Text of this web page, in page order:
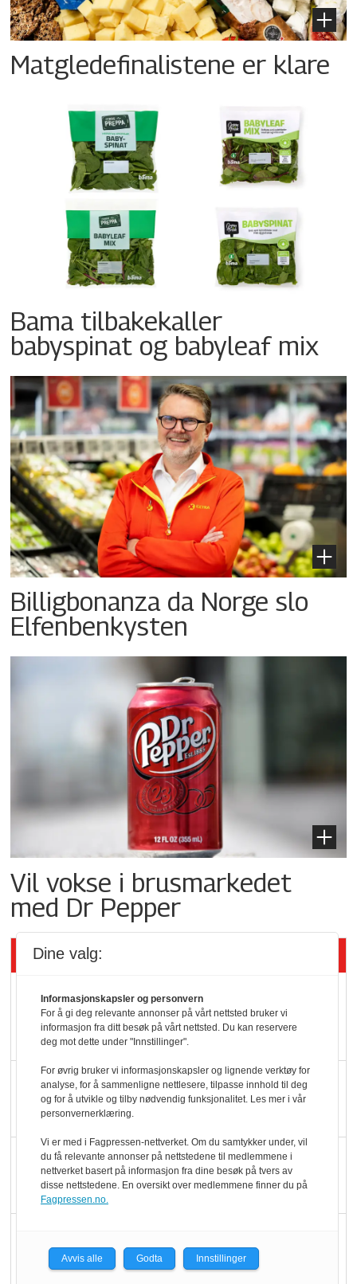
Matgledefinalistene er klare
Bama tilbakekaller
babyspinat og babyleaf mix
Billigbonanza da Norge slo
Elfenbenkysten
Vil vokse i brusmarkedet
med Dr Pepper
Siste artikler - KBS
Mat er viktigere enn
pris når elbilister
velger ladestopp
Ti bensinstasjoner
legger ned hver måned
Potetball, kylling og 98
oktan
endring: Stadig større
Dine valg:
Informasjonskapsler og personvern
For å gi deg relevante annonser på vårt nettsted bruker vi
informasjon fra ditt besøk på vårt nettsted. Du kan reservere
deg mot dette under "Innstillinger".
For øvrig bruker vi informasjonskapsler og lignende verktøy for
analyse, for å sammenligne nettlesere, tilpasse innhold til deg
og for å utvikle og tilby nødvendig funksjonalitet. Les mer i vår
personvernerklæring.
Vi er med i Fagpressen-nettverket. Om du samtykker under, vil
du få relevante annonser på nettstedene til medlemmene i
nettverket basert på informasjon fra dine besøk på tvers av
disse nettstedene. En oversikt over medlemmene finner du på
Fagpressen.no.
Avvis alle Godta Innstillinger